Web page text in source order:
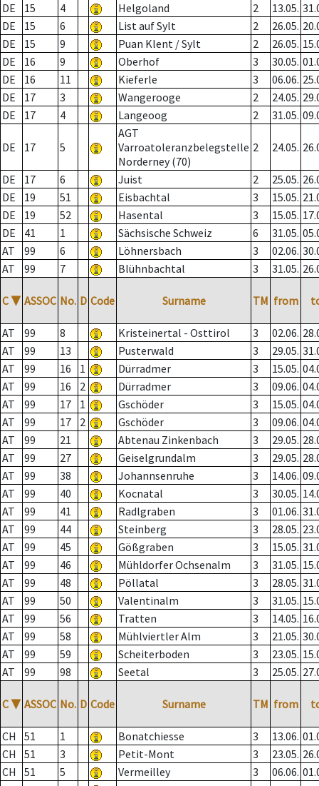
DE
15 4 Helgoland 2 13.05.
DE
15 6 List auf Sylt 2 26.05.
DE
15 9 Puan Klent / Sylt 2 26.05.
DE
16 9 Oberhof 3 30.05.
DE
16 11 Kieferle 3 06.06.
DE
17 3 Wangerooge 2 24.05.
DE
17 4 Langeoog 2 31.05.
DE 17 5
AGT
Varroatoleranzbelegstelle
Norderney (70)
2 24.05.
DE 17 6 Juist 2 25.05.
DE
19 51 Eisbachtal 3 15.05.
DE
19 52 Hasental 3 15.05.
DE
41 1 Sächsische Schweiz 6 31.05.
AT
99 6 Löhnersbach 3 02.06.
AT
99 7 Blühnbachtal 3 31.05.
C ▼ ASSOC No. D Code Surname TM from
AT 99 8 Kristeinertal - Osttirol 3 02.06.
AT
99 13 Pusterwald 3 29.05.
AT
99 16 1 Dürradmer 3 15.05.
AT
99 16 2 Dürradmer 3 09.06.
AT
99 17 1 Gschöder 3 15.05.
AT
99 17 2 Gschöder 3 09.06.
AT
99 21 Abtenau Zinkenbach 3 29.05.
AT
99 27 Geiselgrundalm 3 29.05.
AT
99 38 Johannsenruhe 3 14.06.
AT
99 40 Kocnatal 3 30.05.
AT
99 41 Radlgraben 3 01.06.
AT
99 44 Steinberg 3 28.05.
AT
99 45 Gößgraben 3 15.05.
AT
99 46 Mühldorfer Ochsenalm 3 31.05.
AT
99 48 Pöllatal 3 28.05.
AT
99 50 Valentinalm 3 31.05.
AT
99 56 Tratten 3 14.05.
AT
99 58 Mühlviertler Alm 3 21.05.
AT
99 59 Scheiterboden 3 23.05.
AT
99 98 Seetal 3 25.05.
C ▼ ASSOC No. D Code Surname TM from
CH 51 1 Bonatchiesse 3 13.06.
CH
51 3 Petit-Mont 3 23.05.
CH
51 5 Vermeilley 3 06.06.